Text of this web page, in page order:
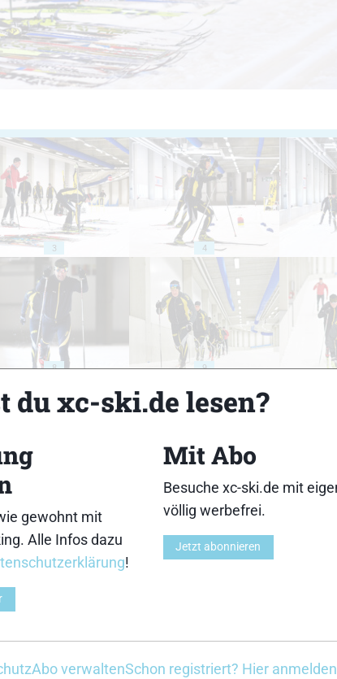
3 4
8 9
14
du xc-ski.de lesen?
gewohnt mit
Alle Infos dazu
!
Mit Abo
Besuche xc-ski.de mit
völlig werbefrei.
Jetzt abonnieren
Abo verwaltenSchon registriert? Hier anmelden